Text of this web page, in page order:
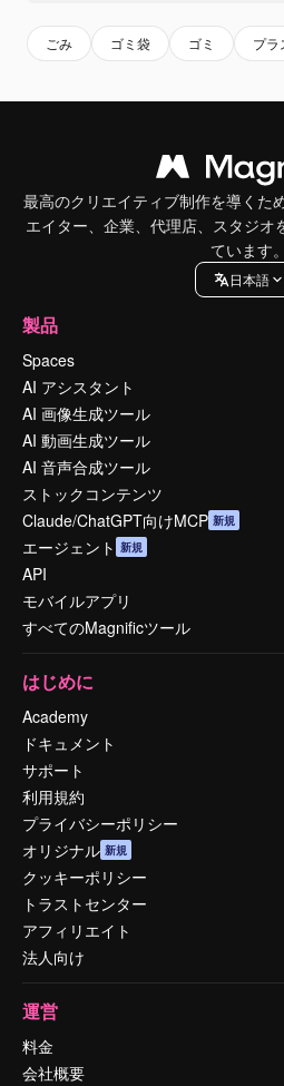
ごみ ゴミ袋 ゴミ プラ
最高のクリエイティブ制作を導くた
エイター、企業、代理店、スタジオ
ています。
日本語
製品
Spaces
AI アシスタント
AI 画像生成ツール
AI 動画生成ツール
AI 音声合成ツール
ストックコンテンツ
Claude/ChatGPT向けMCP 新規
エージェント 新規
API
モバイルアプリ
すべてのMagnificツール
はじめに
Academy
ドキュメント
サポート
利用規約
プライバシーポリシー
オリジナル 新規
クッキーポリシー
トラストセンター
アフィリエイト
法人向け
運営
料金
会社概要